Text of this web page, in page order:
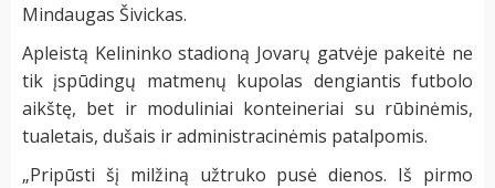
Mindaugas Šivickas.
Apleistą Kelininko stadioną Jovarų gatvėje pakeitė ne
tik įspūdingų matmenų kupolas dengiantis futbolo
aikštę, bet ir moduliniai konteineriai su rūbinėmis,
tualetais, dušais ir administracinėmis patalpomis.
„Pripūsti šį milžiną užtruko pusė dienos. Iš pirmo